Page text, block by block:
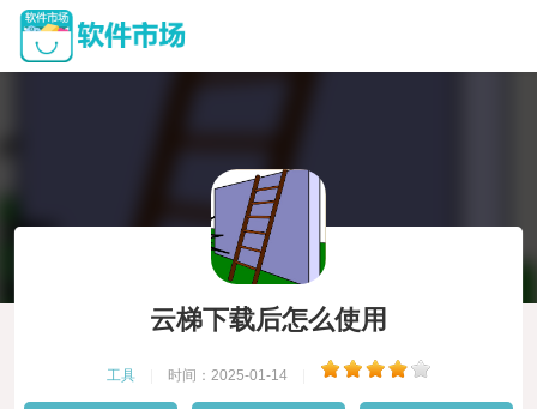
云梯下载后怎么使用
工具 时间：2025-01-14